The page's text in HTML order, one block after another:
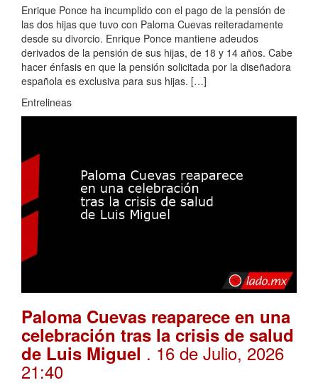
Enrique Ponce ha incumplido con el pago de la pensión de
las dos hijas que tuvo con Paloma Cuevas reiteradamente
desde su divorcio. Enrique Ponce mantiene adeudos
derivados de la pensión de sus hijas, de 18 y 14 años. Cabe
hacer énfasis en que la pensión solicitada por la diseñadora
española es exclusiva para sus hijas. […]
Entrelineas
Paloma Cuevas reaparece en una
celebración tras la crisis de salud
de Luis Miguel . 16 de Julio, 2026
21:40